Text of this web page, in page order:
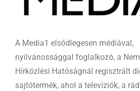
A Media1 elsődlegesen médiával,
nyilvánossággal foglalkozó, a
Hírközlési Hatóságnál regisztrált
sajtótermék, ahol a televíziók, a